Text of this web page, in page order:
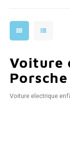
Voiture
Porsche
Voiture electrique